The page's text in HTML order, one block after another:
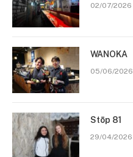
02/07/2026
WANOKA
05/06/2026
Stōp 81
29/04/2026